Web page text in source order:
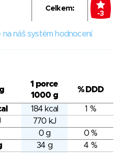
Celkem:
-3
náš systém hodnocení.
1 porce
1000 g
% DDD
184 kcal
1 %
770 kJ
0 g
0 %
34 g
4 %